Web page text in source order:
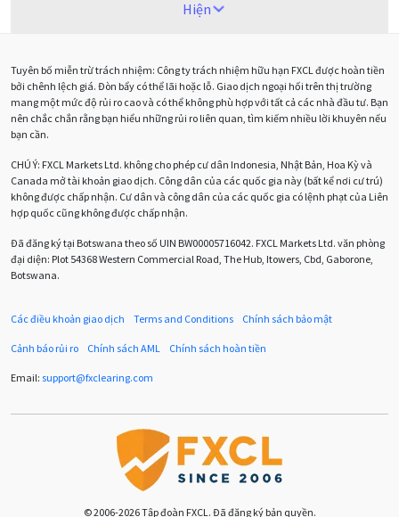
Android
Bảng Anh Bảng lương phi nông nghiệp CAD
CHF COVI-19 COVID-19 CPI Charles Dow
Chuyên gia cố vấn Chuyên gia tư vấn
Con số xu hướng Các mức Fibonacci Cắt lỗ
Dừng lại Dừng lỗ
EUR / AUD EUR / USD
EURJPY EURUSD Euro
Hiện
Tuyên bố miễn trừ trách nhiệm: Công ty trách nhiệm hữu hạn FXCL được hoàn tiền
bởi chênh lệch giá. Đòn bẩy có thể lãi hoặc lỗ. Giao dịch ngoại hối trên thị trường
mang một mức độ rủi ro cao và có thể không phù hợp với tất cả các nhà đầu tư. Bạn
nên chắc chắn rằng bạn hiểu những rủi ro liên quan, tìm kiếm nhiều lời khuyên nếu
bạn cần.
CHÚ Ý: FXCL Markets Ltd. không cho phép cư dân Indonesia, Nhật Bản, Hoa Kỳ và
Canada mở tài khoản giao dịch. Công dân của các quốc gia này (bất kể nơi cư trú)
không được chấp nhận. Cư dân và công dân của các quốc gia có lệnh phạt của Liên
hợp quốc cũng không được chấp nhận.
Đã đăng ký tại Botswana theo số UIN BW00005716042. FXCL Markets Ltd. văn phòng
đại diện: Plot 54368 Western Commercial Road, The Hub, Itowers, Cbd, Gaborone,
Botswana.
Các điều khoản giao dịch Terms and Conditions Chính sách bảo mật
Cảnh báo rủi ro Chính sách AML Chính sách hoàn tiền
Email: support@fxclearing.com
© 2006-2026 Tập đoàn FXCL. Đã đăng ký bản quyền.